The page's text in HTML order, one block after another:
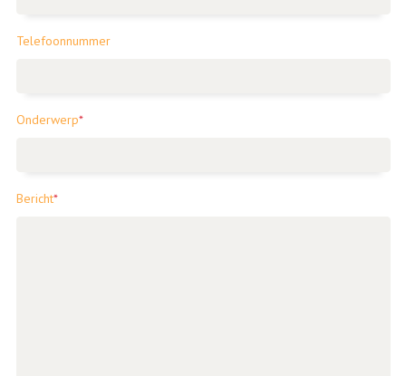
Telefoonnummer
Onderwerp*
Bericht*